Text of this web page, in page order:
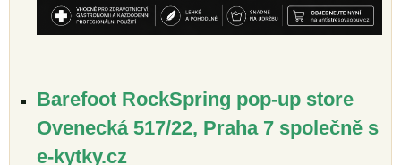
Barefoot RockSpring pop-up store
Ovenecká 517/22, Praha 7 společně s
e-kytky.cz